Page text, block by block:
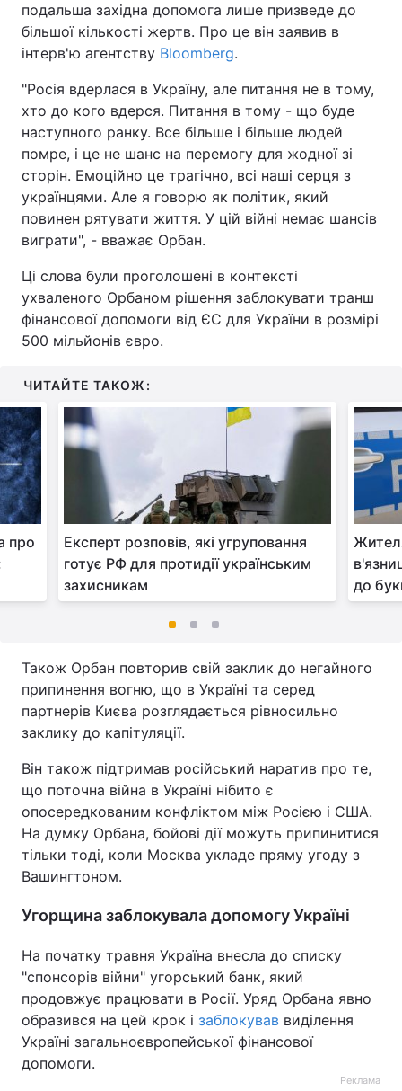
подальша західна допомога лише призведе до
більшої кількості жертв. Про це він заявив в
інтерв'ю агентству Bloomberg.
"Росія вдерлася в Україну, але питання не в тому,
хто до кого вдерся. Питання в тому - що буде
наступного ранку. Все більше і більше людей
помре, і це не шанс на перемогу для жодної зі
сторін. Емоційно це трагічно, всі наші серця з
українцями. Але я говорю як політик, який
повинен рятувати життя. У цій війні немає шансів
виграти", - вважає Орбан.
Ці слова були проголошені в контексті
ухваленого Орбаном рішення заблокувати транш
фінансової допомоги від ЄС для України в розмірі
500 мільйонів євро.
ЧИТАЙТЕ ТАКОЖ:
про
Експерт розповів, які угруповання
готує РФ для протидії українським
захисникам
до
Також Орбан повторив свій заклик до негайного
припинення вогню, що в Україні та серед
партнерів Києва розглядається рівносильно
заклику до капітуляції.
Він також підтримав російський наратив про те,
що поточна війна в Україні нібито є
опосередкованим конфліктом між Росією і США.
На думку Орбана, бойові дії можуть припинитися
тільки тоді, коли Москва укладе пряму угоду з
Вашингтоном.
Угорщина заблокувала допомогу Україні
На початку травня Україна внесла до списку
"спонсорів війни" угорський банк, який
продовжує працювати в Росії. Уряд Орбана явно
образився на цей крок і заблокував виділення
Україні загальноєвропейської фінансової
допомоги.
Реклама